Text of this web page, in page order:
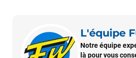
L'équipe
Notre équipe
là pour vous
François il y